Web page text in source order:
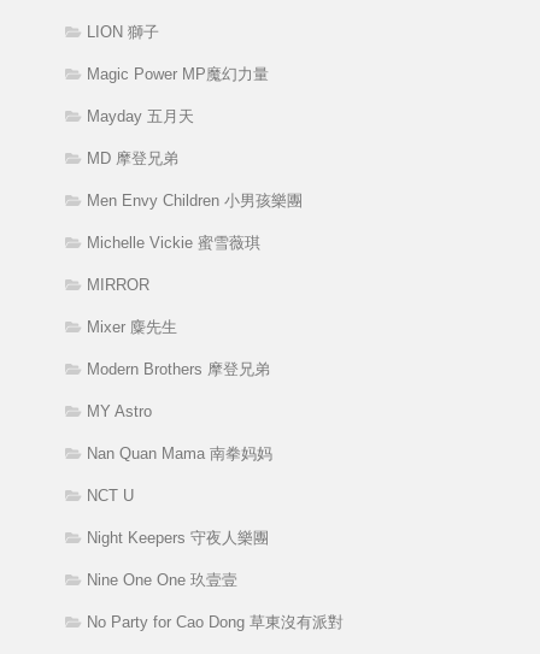
LION 獅子
Magic Power MP魔幻力量
Mayday 五月天
MD 摩登兄弟
Men Envy Children 小男孩樂團
Michelle Vickie 蜜雪薇琪
MIRROR
Mixer 麋先生
Modern Brothers 摩登兄弟
MY Astro
Nan Quan Mama 南拳妈妈
NCT U
Night Keepers 守夜人樂團
Nine One One 玖壹壹
No Party for Cao Dong 草東沒有派對